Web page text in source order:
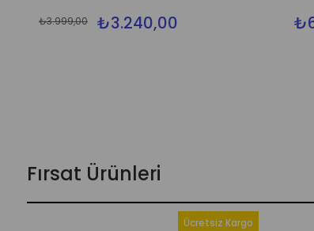
₺3.240,00
₺3.999,00
Fırsat Ürünleri
Ücretsiz Kargo